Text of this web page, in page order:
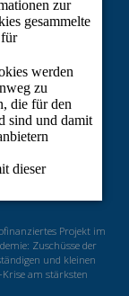
Projekt im
Zuschüsse der
und kleinen
am stärksten